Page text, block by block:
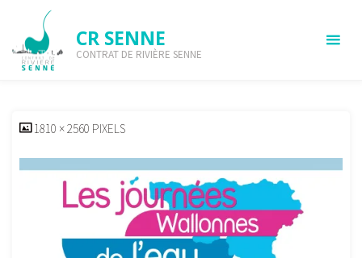
content
CR SENNE
CONTRAT DE RIVIÈRE SENNE
JWE 2022 – 1
FULL1810 × 2560 PIXELS